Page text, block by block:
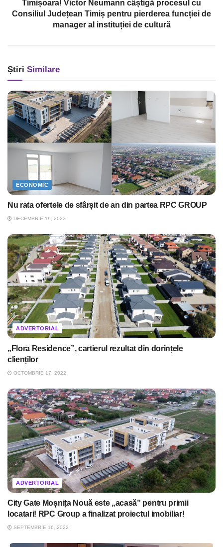
Timișoara! Victor Neumann câștigă procesul cu
Consiliul Județean Timiș pentru pierderea funcției de
manager al instituției de cultură
Știri Similare
ECONOMIC
Nu rata ofertele de sfârșit de an din partea RPC GROUP
DECEMBRIE 19, 2022
ADVERTORIAL
„Flora Residence”, cartierul rezultat din dorințele
clienților
OCTOMBRIE 17, 2022
ADVERTORIAL
City Gate Moșnița Nouă este „acasă” pentru primii
locatari! RPC Group a finalizat proiectul imobiliar!
SEPTEMBRIE 16, 2022